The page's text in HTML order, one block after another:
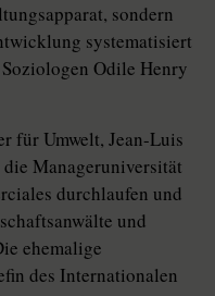
sondern
systematisiert
Odile Henry
für Umwelt, Jean-Luis
Manageruniversität
durchlaufen und
und
ehemalige
des Internationalen